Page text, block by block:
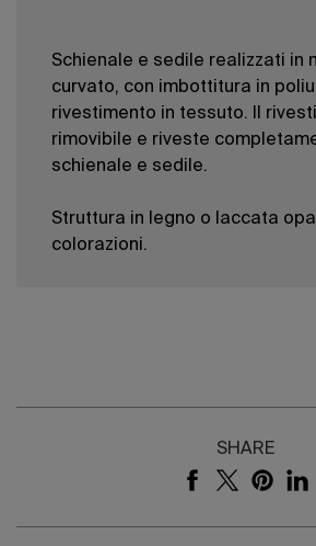
Schienale e sedile realizzati in
curvato, con imbottitura in
rivestimento in tessuto. Il
rimovibile e riveste
schienale e sedile.
Struttura in legno o laccata
colorazioni.
SHARE